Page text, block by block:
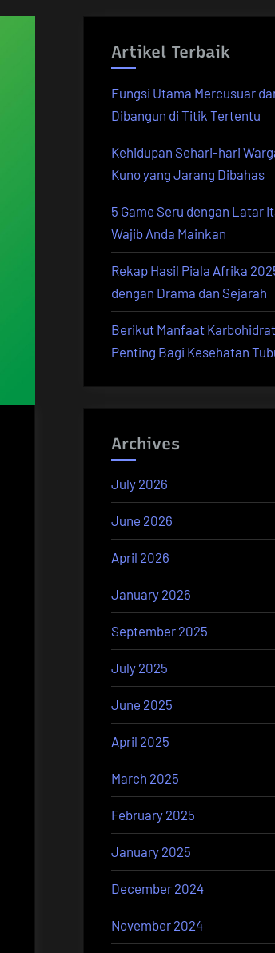
Artikel Terbaik
Fungsi Utama Mercusuar
Dibangun di Titik Tertentu
Kehidupan Sehari-hari
Kuno yang Jarang Dibahas
5 Game Seru dengan Latar
Wajib Anda Mainkan
Rekap Hasil Piala Afrika
dengan Drama dan Sejarah
Berikut Manfaat
Penting Bagi Kesehatan
Archives
July 2026
June 2026
April 2026
January 2026
September 2025
July 2025
June 2025
April 2025
March 2025
February 2025
January 2025
December 2024
November 2024